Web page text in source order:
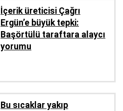
İçerik üreticisi Çağrı
Ergün’e büyük tepki:
Başörtülü taraftara alaycı
yorumu
Bu sıcaklar yakıp